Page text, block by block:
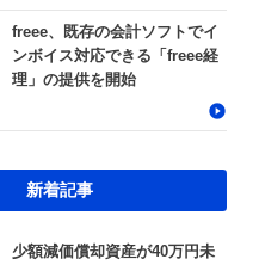
freee、既存の会計ソフトでイ
ンボイス対応できる「freee経
理」の提供を開始
新着記事
少額減価償却資産が40万円未